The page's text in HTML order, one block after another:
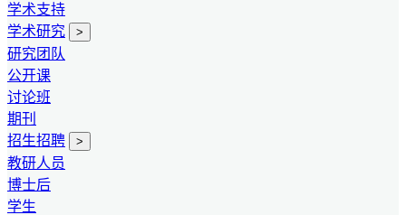
学术支持
学术研究
>
研究团队
公开课
讨论班
期刊
招生招聘
>
教研人员
博士后
学生